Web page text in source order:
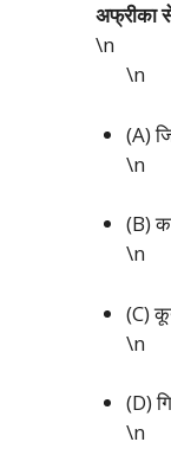
अफ्रीका से
\n
\n
(A)
\n
(B)
\n
(C)
\n
(D)
\n